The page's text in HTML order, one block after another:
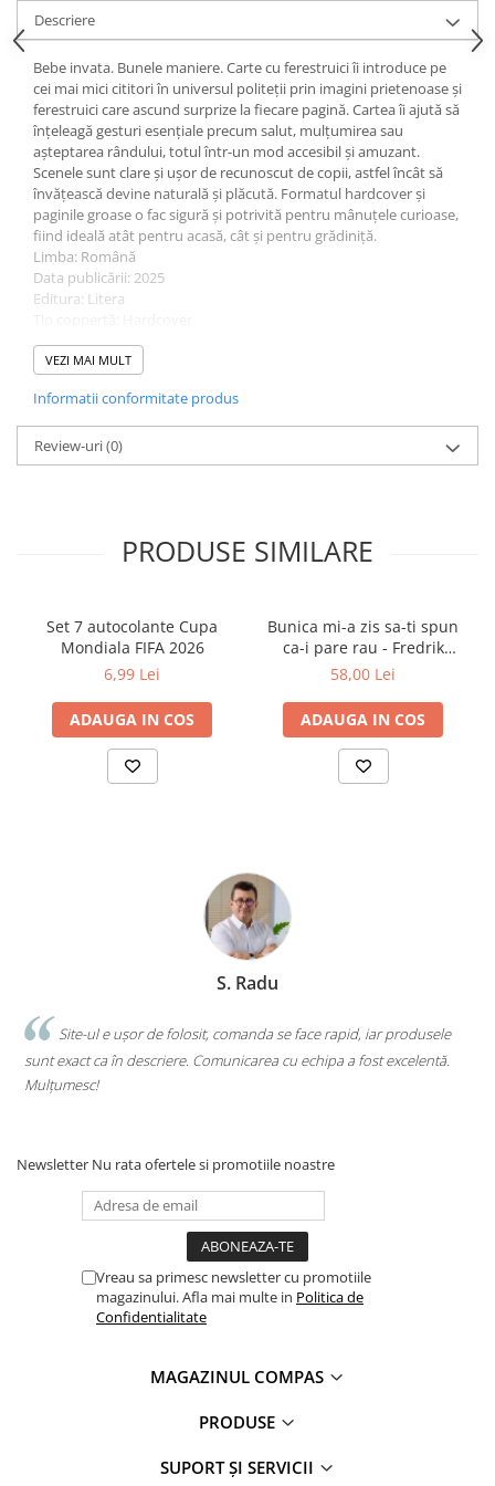
Ghiozdane pentru grădinită
Trollere pentru copii
Penare
Penare echipate
Penare neechipate
Penare tip etui
Acuarele și pensule școlare
Acuarele școlare și Tempera
Pensule școlare
Pahare și palete pictură
Descriere
Bebe invata. Bunele maniere. Carte cu ferestruici îi introduce pe
cei mai mici cititori în universul politeții prin imagini prietenoase și
ferestruici care ascund surprize la fiecare pagină. Cartea îi ajută să
înțeleagă gesturi esențiale precum salut, mulțumirea sau
așteptarea rândului, totul într-un mod accesibil și amuzant.
Scenele sunt clare și ușor de recunoscut de copii, astfel încât să
învățească devine naturală și plăcută. Formatul hardcover și
paginile groase o fac sigură și potrivită pentru mânuțele curioase,
fiind ideală atât pentru acasă, cât și pentru grădiniță.
Limba: Română
Data publicării: 2025
Editura: Litera
Număr: 12
Colecție: Litera Mica
Dimensiuni: 18 cm x 18 cm
Categorii: Materiale educationale
Vârsta recomandată: 2-4 ani
VEZI MAI MULT
Informatii conformitate produs
Review-uri(0)
PRODUSE SIMILARE
Set 7 autocolante Cupa
Mondiala FIFA 2026
6,99 Lei
ADAUGA IN COS
Bunica mi-a zis sa-ti spun
ca-i pare rau - Fredrik
Backman
58,00 Lei
ADAUGA IN COS
S. Radu
Site-ul e ușor de folosit, comanda se face rapid, iar produsele
sunt exact ca în descriere. Comunicarea cu echipa a fost excelentă.
Mulțumesc!
Newsletter Nu rata ofertele si promotiile noastre
Vreau sa primesc newsletter cu promotiile
magazinului. Afla mai multe in Politica de
Confidentialitate
MAGAZINUL COMPAS
PRODUSE
SUPORT ȘI SERVICII